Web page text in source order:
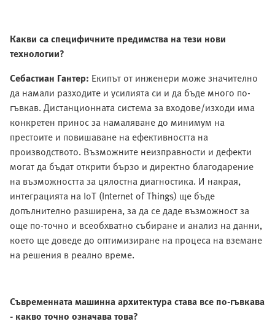
Какви са специфичните предимства на тези нови
технологии?
Себастиан Гантер: Екипът от инженери може значително
да намали разходите и усилията си и да бъде много по-
гъвкав. Дистанционната система за входове/изходи има
конкретен принос за намаляване до минимум на
престоите и повишаване на ефективността на
производството. Възможните неизправности и дефекти
могат да бъдат открити бързо и директно благодарение
на възможността за цялостна диагностика. И накрая,
интеграцията на IoT (Internet of Things) ще бъде
допълнително разширена, за да се даде възможност за
още по-точно и всеобхватно събиране и анализ на данни,
което ще доведе до оптимизиране на процеса на вземане
на решения в реално време.
Съвременната машинна архитектура става все по-гъвкава
- какво точно означава това?